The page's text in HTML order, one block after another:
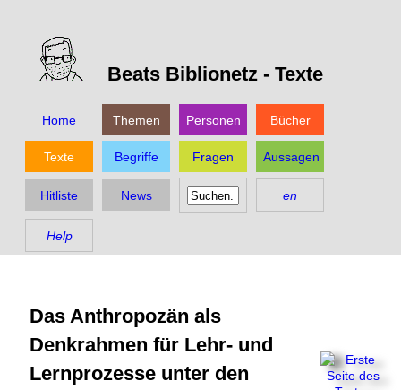
Beats Biblionetz - Texte
Home Themen Personen Bücher
Texte Begriffe Fragen Aussagen
Hitliste News en
Help
Das Anthropozän als
Denkrahmen für Lehr- und
Lernprozesse unter den